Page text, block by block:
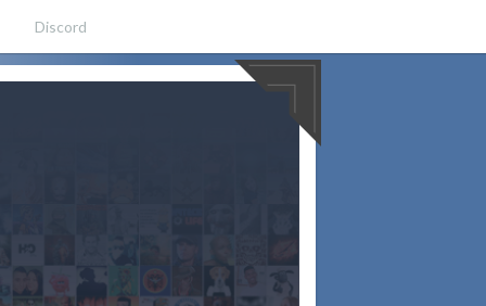
Discord